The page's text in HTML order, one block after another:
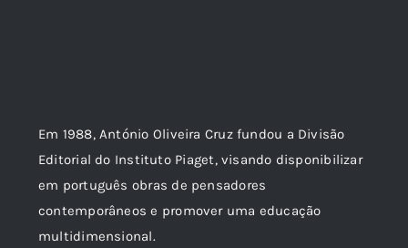
Em 1988, António Oliveira Cruz fundou a Divisão
Editorial do Instituto Piaget, visando disponibilizar
em português obras de pensadores
contemporâneos e promover uma educação
multidimensional.